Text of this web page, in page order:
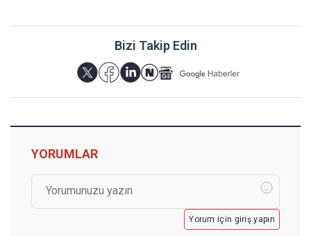
Bizi Takip Edin
YORUMLAR
Yorum için giriş yapın